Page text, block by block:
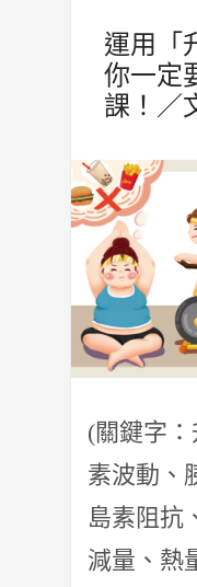
運用「
你一定
課！／
(關鍵字
素波動、
島素阻抗
減量、熱